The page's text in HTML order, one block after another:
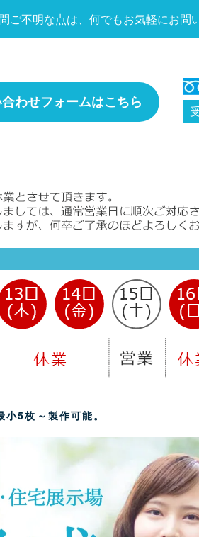
ご不明な点は、何でもお気軽にお問
わせフォームはこちら
5枚～製作可能。